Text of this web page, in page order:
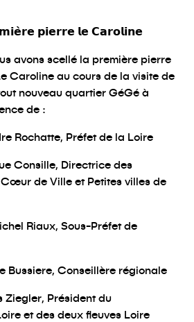
𝗽𝗶𝗲𝗿𝗿𝗲 𝗹𝗲 𝗖𝗮𝗿𝗼𝗹𝗶𝗻𝗲
avons scellé la première pierre
Caroline au cours de la visite de
nouveau quartier GéGé à
de :
Rochatte, Préfet de la Loire
Consille, Directrice des
de Ville et Petites villes de
Riaux, Sous-Préfet de
Bussiere, Conseillère régionale
Ziegler, Président du
et des deux fleuves Loire